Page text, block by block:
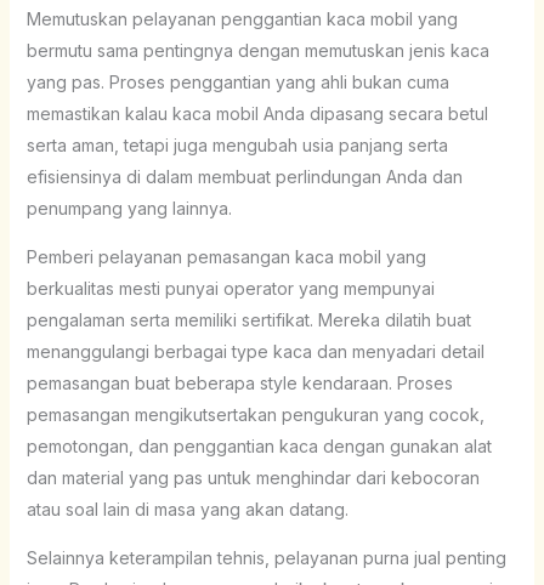
Memutuskan pelayanan penggantian kaca mobil yang
bermutu sama pentingnya dengan memutuskan jenis kaca
yang pas. Proses penggantian yang ahli bukan cuma
memastikan kalau kaca mobil Anda dipasang secara betul
serta aman, tetapi juga mengubah usia panjang serta
efisiensinya di dalam membuat perlindungan Anda dan
penumpang yang lainnya.
Pemberi pelayanan pemasangan kaca mobil yang
berkualitas mesti punyai operator yang mempunyai
pengalaman serta memiliki sertifikat. Mereka dilatih buat
menanggulangi berbagai type kaca dan menyadari detail
pemasangan buat beberapa style kendaraan. Proses
pemasangan mengikutsertakan pengukuran yang cocok,
pemotongan, dan penggantian kaca dengan gunakan alat
dan material yang pas untuk menghindar dari kebocoran
atau soal lain di masa yang akan datang.
Selainnya keterampilan tehnis, pelayanan purna jual penting